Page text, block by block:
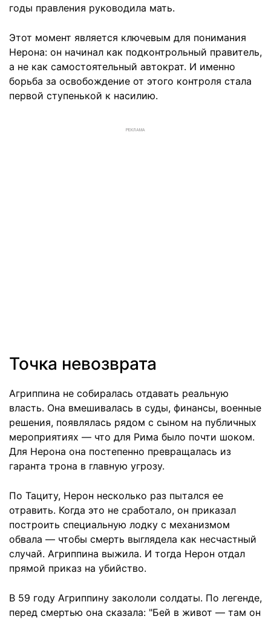
годы правления руководила мать.
Этот момент является ключевым для понимания
Нерона: он начинал как подконтрольный правитель,
а не как самостоятельный автократ. И именно
борьба за освобождение от этого контроля стала
первой ступенькой к насилию.
РЕКЛАМА
Точка невозврата
Агриппина не собиралась отдавать реальную
власть. Она вмешивалась в суды, финансы, военные
решения, появлялась рядом с сыном на публичных
мероприятиях — что для Рима было почти шоком.
Для Нерона она постепенно превращалась из
гаранта трона в главную угрозу.
По Тациту, Нерон несколько раз пытался ее
отравить. Когда это не сработало, он приказал
построить специальную лодку с механизмом
обвала — чтобы смерть выглядела как несчастный
случай. Агриппина выжила. И тогда Нерон отдал
прямой приказ на убийство.
В 59 году Агриппину закололи солдаты. По легенде,
перед смертью она сказала: "Бей в живот — там он